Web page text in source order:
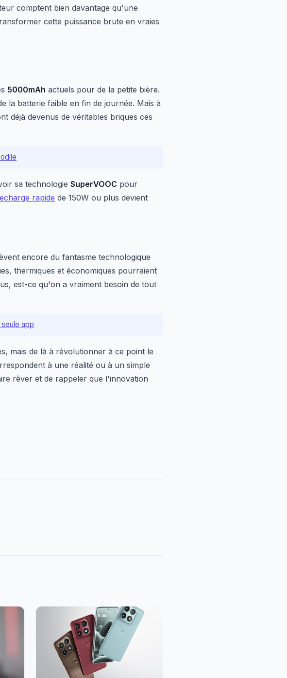
comptent bien davantage qu'une
cette puissance brute en vraies
5000mAh actuels pour de la petite bière.
la batterie faible en fin de journée. Mais à
déjà devenus de véritables briques ces
sa technologie SuperVOOC pour
rapide de 150W ou plus devient
encore du fantasme technologique
thermiques et économiques pourraient
est-ce qu'on a vraiment besoin de tout
app
mais de là à révolutionner à ce point le
à une réalité ou à un simple
rêver et de rappeler que l'innovation